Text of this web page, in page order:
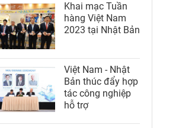
Khai mạc Tuần
hàng Việt Nam
2023 tại Nhật Bản
Việt Nam - Nhật
Bản thúc đẩy hợp
tác công nghiệp
hỗ trợ